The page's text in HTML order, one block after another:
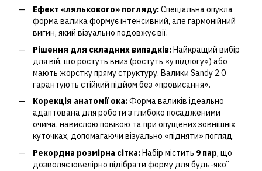
Ефект «лялькового» погляду:Спеціальна опукла
форма валика формує інтенсивний, але гармонійний
вигин, який візуально подовжує вії.
Рішення для складних випадків:Найкращий вибір
для вій, що ростуть вниз (ростуть «у підлогу») або
мають жорстку пряму структуру. Валики Sandy 2.0
гарантують стійкий підйом без «провисання».
Корекція анатомії ока:Форма валиків ідеально
адаптована для роботи з глибоко посадженими
очима, навислою повікою та при опущених зовнішніх
куточках, допомагаючи візуально «підняти» погляд.
Рекордна розмірна сітка:Набір містить 9 пар, що
дозволяє ювелірно підібрати форму для будь-якої